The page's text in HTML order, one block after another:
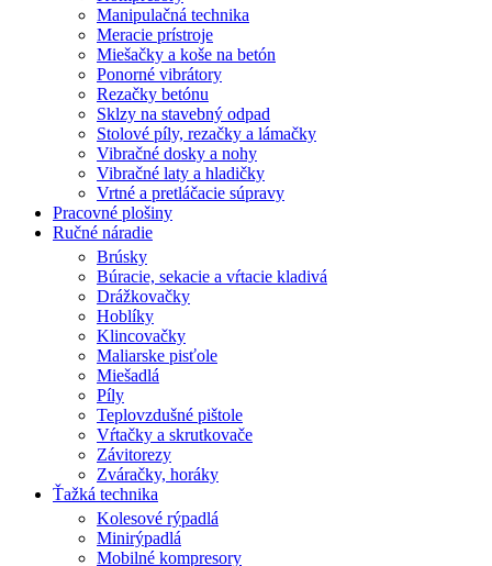
Manipulačná technika
Meracie prístroje
Miešačky a koše na betón
Ponorné vibrátory
Rezačky betónu
Sklzy na stavebný odpad
Stolové píly, rezačky a lámačky
Vibračné dosky a nohy
Vibračné laty a hladičky
Vrtné a pretláčacie súpravy
Pracovné plošiny
Ručné náradie
Brúsky
Búracie, sekacie a vŕtacie kladivá
Drážkovačky
Hoblíky
Klincovačky
Maliarske pisťole
Miešadlá
Píly
Teplovzdušné pištole
Vŕtačky a skrutkovače
Závitorezy
Zváračky, horáky
Ťažká technika
Kolesové rýpadlá
Minirýpadlá
Mobilné kompresory